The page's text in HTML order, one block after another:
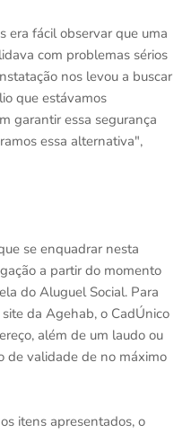
era fácil observar que uma
com problemas sérios
nos levou a buscar
que estávamos
garantir essa segurança
essa alternativa",
se enquadrar nesta
a partir do momento
do Aluguel Social. Para
da Agehab, o CadÚnico
além de um laudo ou
de validade de no máximo
itens apresentados, o